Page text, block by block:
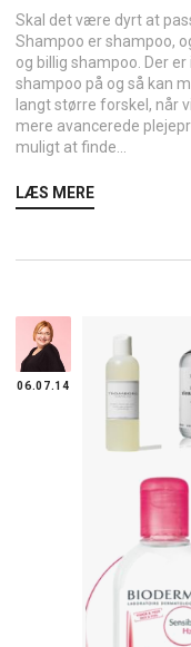
Skal det være dyrt at
Shampoo er shampoo,
og billig shampoo. Der
shampoo på og så kan
langt større forskel, når
mere avancerede
muligt at finde...
LÆS MERE
06.07.14